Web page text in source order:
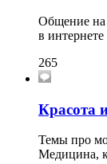
Общение на
в интернете
265
Красота
Темы про
Медицина,